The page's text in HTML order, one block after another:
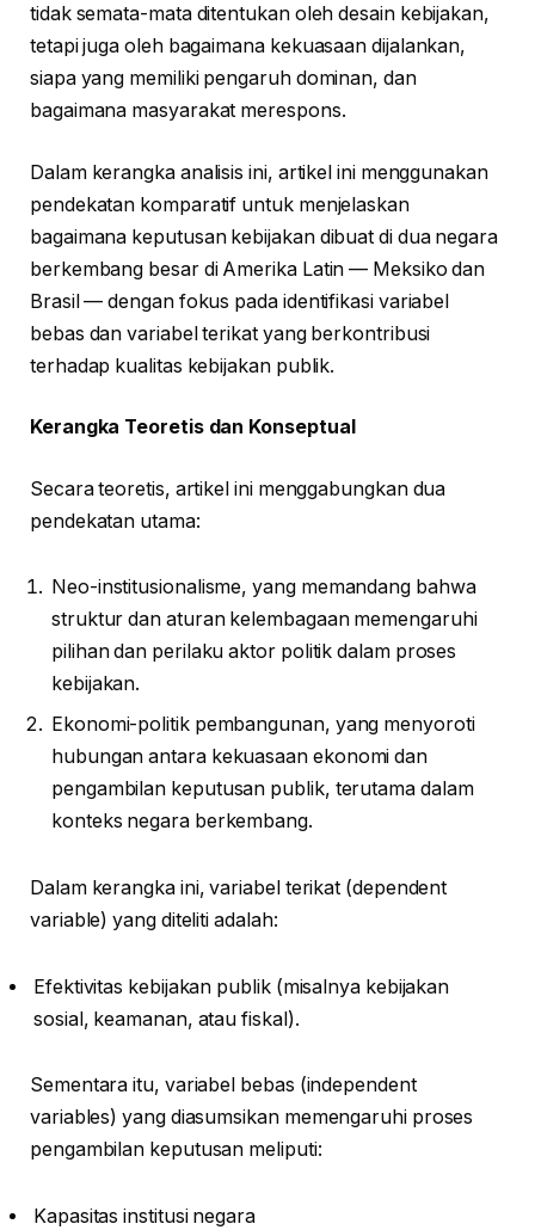
tidak semata-mata ditentukan oleh desain kebijakan,
tetapi juga oleh bagaimana kekuasaan dijalankan,
siapa yang memiliki pengaruh dominan, dan
bagaimana masyarakat merespons.
Dalam kerangka analisis ini, artikel ini menggunakan
pendekatan komparatif untuk menjelaskan
bagaimana keputusan kebijakan dibuat di dua negara
berkembang besar di Amerika Latin — Meksiko dan
Brasil — dengan fokus pada identifikasi variabel
bebas dan variabel terikat yang berkontribusi
terhadap kualitas kebijakan publik.
Kerangka Teoretis dan Konseptual
Secara teoretis, artikel ini menggabungkan dua
pendekatan utama:
Neo-institusionalisme, yang memandang bahwa
struktur dan aturan kelembagaan memengaruhi
pilihan dan perilaku aktor politik dalam proses
kebijakan.
Ekonomi-politik pembangunan, yang menyoroti
hubungan antara kekuasaan ekonomi dan
pengambilan keputusan publik, terutama dalam
konteks negara berkembang.
Dalam kerangka ini, variabel terikat (dependent
variable) yang diteliti adalah:
Efektivitas kebijakan publik (misalnya kebijakan
sosial, keamanan, atau fiskal).
Sementara itu, variabel bebas (independent
variables) yang diasumsikan memengaruhi proses
pengambilan keputusan meliputi:
Kapasitas institusi negara